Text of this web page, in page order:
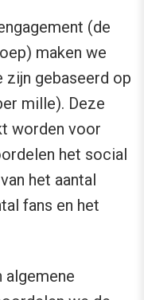
(de
maken we
zijn gebaseerd op
mille). Deze
worden voor
het social
het aantal
fans en het
algemene